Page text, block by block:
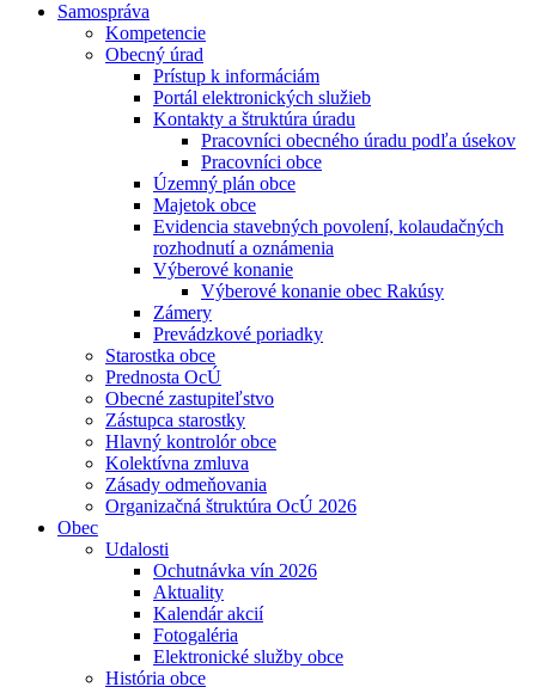
Samospráva
Kompetencie
Obecný úrad
Prístup k informáciám
Portál elektronických služieb
Kontakty a štruktúra úradu
Pracovníci obecného úradu podľa úsekov
Pracovníci obce
Územný plán obce
Majetok obce
Evidencia stavebných povolení, kolaudačných
rozhodnutí a oznámenia
Výberové konanie
Výberové konanie obec Rakúsy
Zámery
Prevádzkové poriadky
Starostka obce
Prednosta OcÚ
Obecné zastupiteľstvo
Zástupca starostky
Hlavný kontrolór obce
Kolektívna zmluva
Zásady odmeňovania
Organizačná štruktúra OcÚ 2026
Obec
Udalosti
Ochutnávka vín 2026
Aktuality
Kalendár akcií
Fotogaléria
Elektronické služby obce
História obce